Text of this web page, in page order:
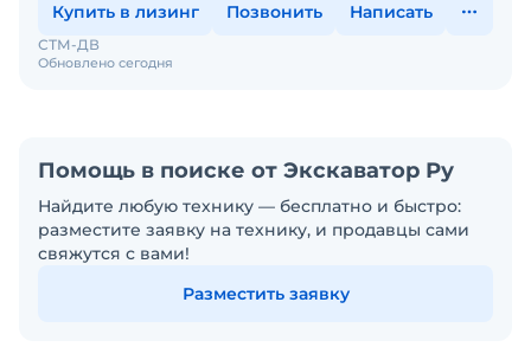
Купить в лизинг Позвонить Написать
Обновлено сегодня
СТМ-ДВ
Помощь в поиске от Экскаватор Ру
Найдите любую технику — бесплатно и быстро:
разместите заявку на технику, и продавцы сами
свяжутся с вами!
Разместить заявку